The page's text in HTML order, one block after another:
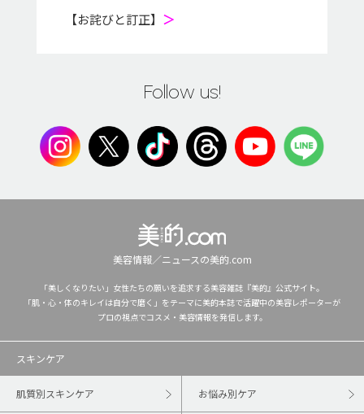
【お詫びと訂正】 ＞
Follow us!
美容情報／ニュースの美的.com
「美しくなりたい」女性たちの願いを追求する美容雑誌『美的』公式サイト。
「肌・心・体のキレイは自分で磨く」をテーマに美的本誌で活躍中の美容レポーターが
プロの視点でコスメ・美容情報を発信します。
スキンケア
肌質別スキンケア お悩み別ケア